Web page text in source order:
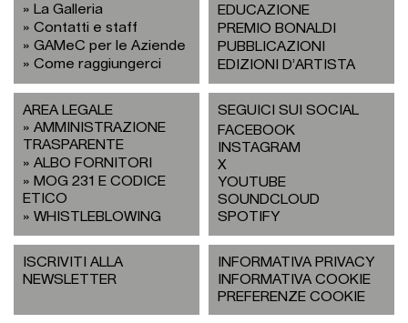
La Galleria
Contatti e staff
GAMeC per le Aziende
Come raggiungerci
EDUCAZIONE
PREMIO BONALDI
PUBBLICAZIONI
EDIZIONI D’ARTISTA
AREA LEGALE
AMMINISTRAZIONE
TRASPARENTE
ALBO FORNITORI
MOG 231 E CODICE
ETICO
WHISTLEBLOWING
SEGUICI SUI SOCIAL
FACEBOOK
INSTAGRAM
X
YOUTUBE
SOUNDCLOUD
SPOTIFY
ISCRIVITI ALLA
NEWSLETTER
INFORMATIVA PRIVACY
INFORMATIVA COOKIE
PREFERENZE COOKIE